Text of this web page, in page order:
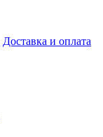
Доставка и оплата